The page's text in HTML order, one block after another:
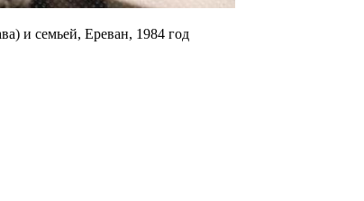
и семьей, Ереван, 1984 год